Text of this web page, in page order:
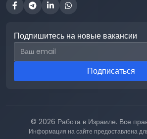
Подпишитесь на новые вакансии
Email для подписки
Подписаться
© 2026 Работа в Израиле. Все
Информация на сайте предоставлена